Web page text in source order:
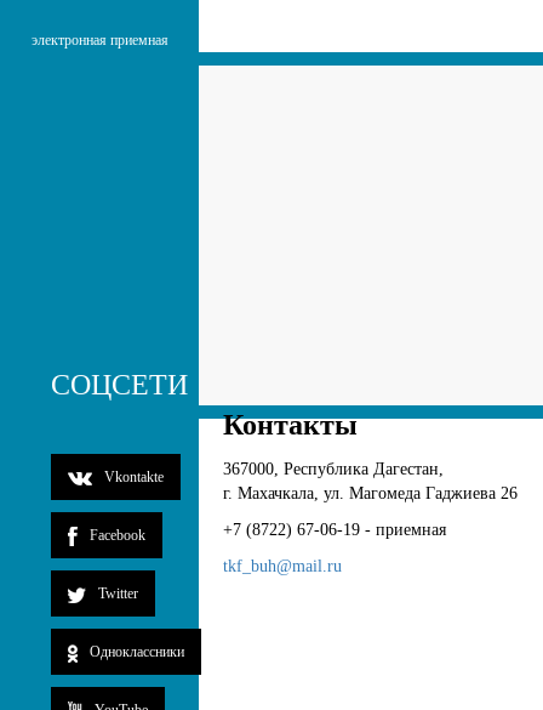
электронная приемная
СОЦСЕТИ
Vkontakte
Facebook
Twitter
Одноклассники
Контакты
367000, Республика Дагестан,
г. Махачкала, ул. Магомеда Гаджиева 26
+7 (8722) 67-06-19 - приемная
tkf_buh@mail.ru